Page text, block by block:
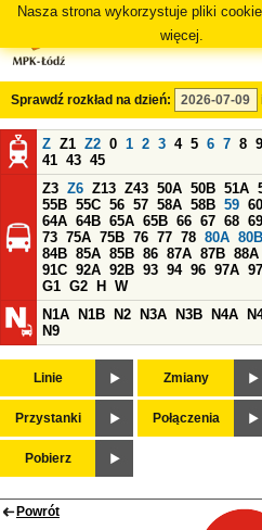
Nasza strona wykorzystuje pliki
więcej.
Sprawdź rozkład na dzień:
Z Z1 Z2 0 1 2 3 4 5 6 7 8 9
41 43 45
Z3 Z6 Z13 Z43 50A 50B 51A
55B 55C 56 57 58A 58B 59
64A 64B 65A 65B 66 67 68
73 75A 75B 76 77 78 80A 80B
84B 85A 85B 86 87A 87B 88A
91C 92A 92B 93 94 96 97A
G1 G2 H
W
N1A
N1B N2 N3A N3B N4A
N9
Linie Zmiany
Przystanki Połączenia
Pobierz
Powrót